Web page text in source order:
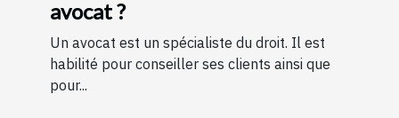
avocat ?
Un avocat est un spécialiste du droit. Il est
habilité pour conseiller ses clients ainsi que
pour...